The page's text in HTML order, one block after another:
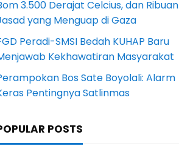
3.500 Derajat Celcius, dan Ribuan
yang Menguap di Gaza
Peradi-SMSI Bedah KUHAP Baru
Kekhawatiran Masyarakat
Bos Sate Boyolali: Alarm
Pentingnya Satlinmas
POSTS